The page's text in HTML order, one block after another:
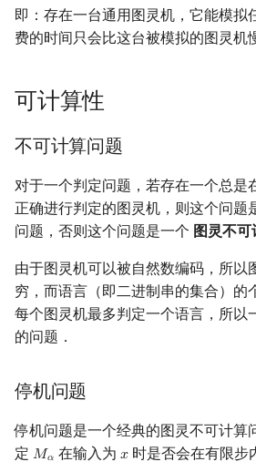
即：存在一台通用图灵机，它能模拟
费的时间只会比这台被模拟的图灵机
可计算性
不可计算问题
对于一个判定问题，若存在一个总是
正确进行判定的图灵机，则这个问题
问题，否则这个问题是一个 图灵不可
由于图灵机可以被自然数编码，所以
穷，而语言（即二进制串的集合）的
每个图灵机最多判定一个语言，所以
的问题．
停机问题
停机问题是一个经典的图灵不可计算
定 𝑀𝛼
Mα 在输入为𝑥
x 时是否会在有限步